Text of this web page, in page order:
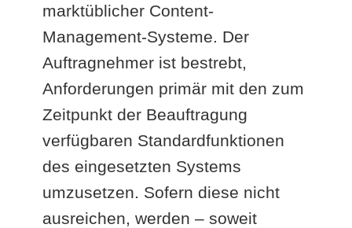
marktüblicher Content-
Management-Systeme. Der
Auftragnehmer ist bestrebt,
Anforderungen primär mit den zum
Zeitpunkt der Beauftragung
verfügbaren Standardfunktionen
des eingesetzten Systems
umzusetzen. Sofern diese nicht
ausreichen, werden – soweit